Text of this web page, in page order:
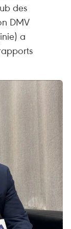
des
DMV
a